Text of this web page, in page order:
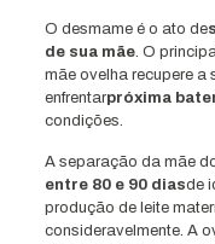
O desmame é o ato de
de sua mãe. O
mãe ovelha recupere
enfrentarpróxima
condições.
A separação da mãe
entre 80 e 90 diasde
produção de leite
consideravelmente. A